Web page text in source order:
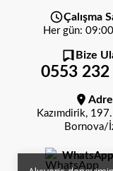
Çalışma
Her gün:
Bize
0553 232
Kazımdirik,
Bornova/